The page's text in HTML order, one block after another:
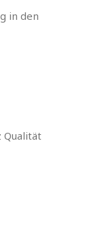
in den